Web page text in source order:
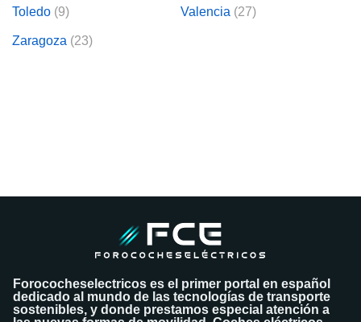
Toledo (9) Valencia (27)
Zaragoza (23)
Forococheselectricos es el primer portal en español
dedicado al mundo de las tecnologías de transporte
sostenibles, y donde prestamos especial atención a